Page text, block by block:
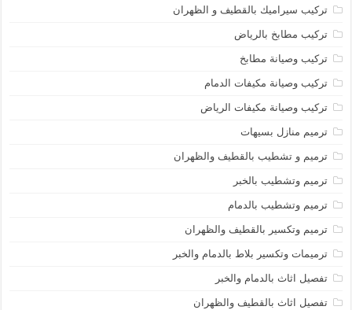
تركيب سيراميك بالقطيف و الظهران
تركيب مطابخ بالرياض
تركيب وصيانة مطابخ
تركيب وصيانة مكيفات الدمام
تركيب وصيانة مكيفات الرياض
ترميم منازل بسيهات
ترميم و تشطيب بالقطيف والظهران
ترميم وتشطيب بالخبر
ترميم وتشطيب بالدمام
ترميم وتكسير بالقطيف والظهران
ترميمات وتكسير بلاط بالدمام والخبر
تفصيل اثاث بالدمام والخبر
تفصيل اثاث بالقطيف والظهران